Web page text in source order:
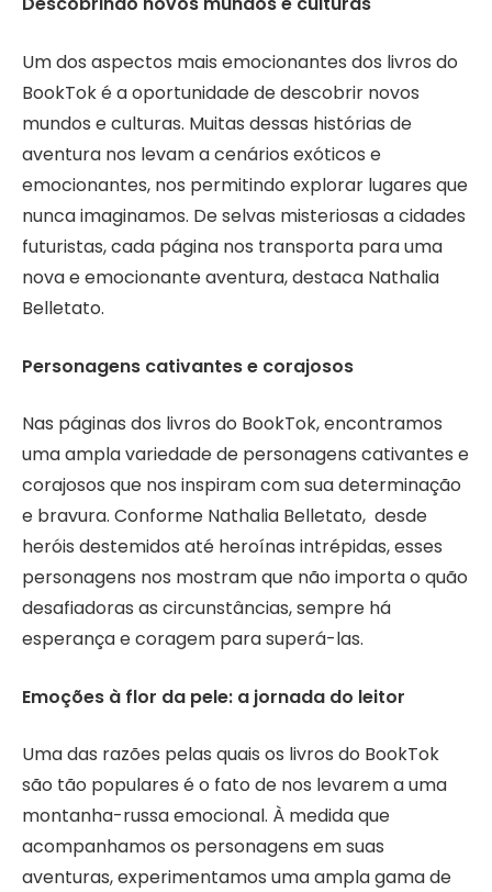
Um dos aspectos mais emocionantes dos livros do
BookTok é a oportunidade de descobrir novos
mundos e culturas. Muitas dessas histórias de
aventura nos levam a cenários exóticos e
emocionantes, nos permitindo explorar lugares que
nunca imaginamos. De selvas misteriosas a cidades
futuristas, cada página nos transporta para uma
nova e emocionante aventura, destaca Nathalia
Belletato.
Personagens cativantes e corajosos
Nas páginas dos livros do BookTok, encontramos
uma ampla variedade de personagens cativantes e
corajosos que nos inspiram com sua determinação
e bravura. Conforme Nathalia Belletato, desde
heróis destemidos até heroínas intrépidas, esses
personagens nos mostram que não importa o quão
desafiadoras as circunstâncias, sempre há
esperança e coragem para superá-las.
Emoções à flor da pele: a jornada do leitor
Uma das razões pelas quais os livros do BookTok
são tão populares é o fato de nos levarem a uma
montanha-russa emocional. À medida que
acompanhamos os personagens em suas
aventuras, experimentamos uma ampla gama de